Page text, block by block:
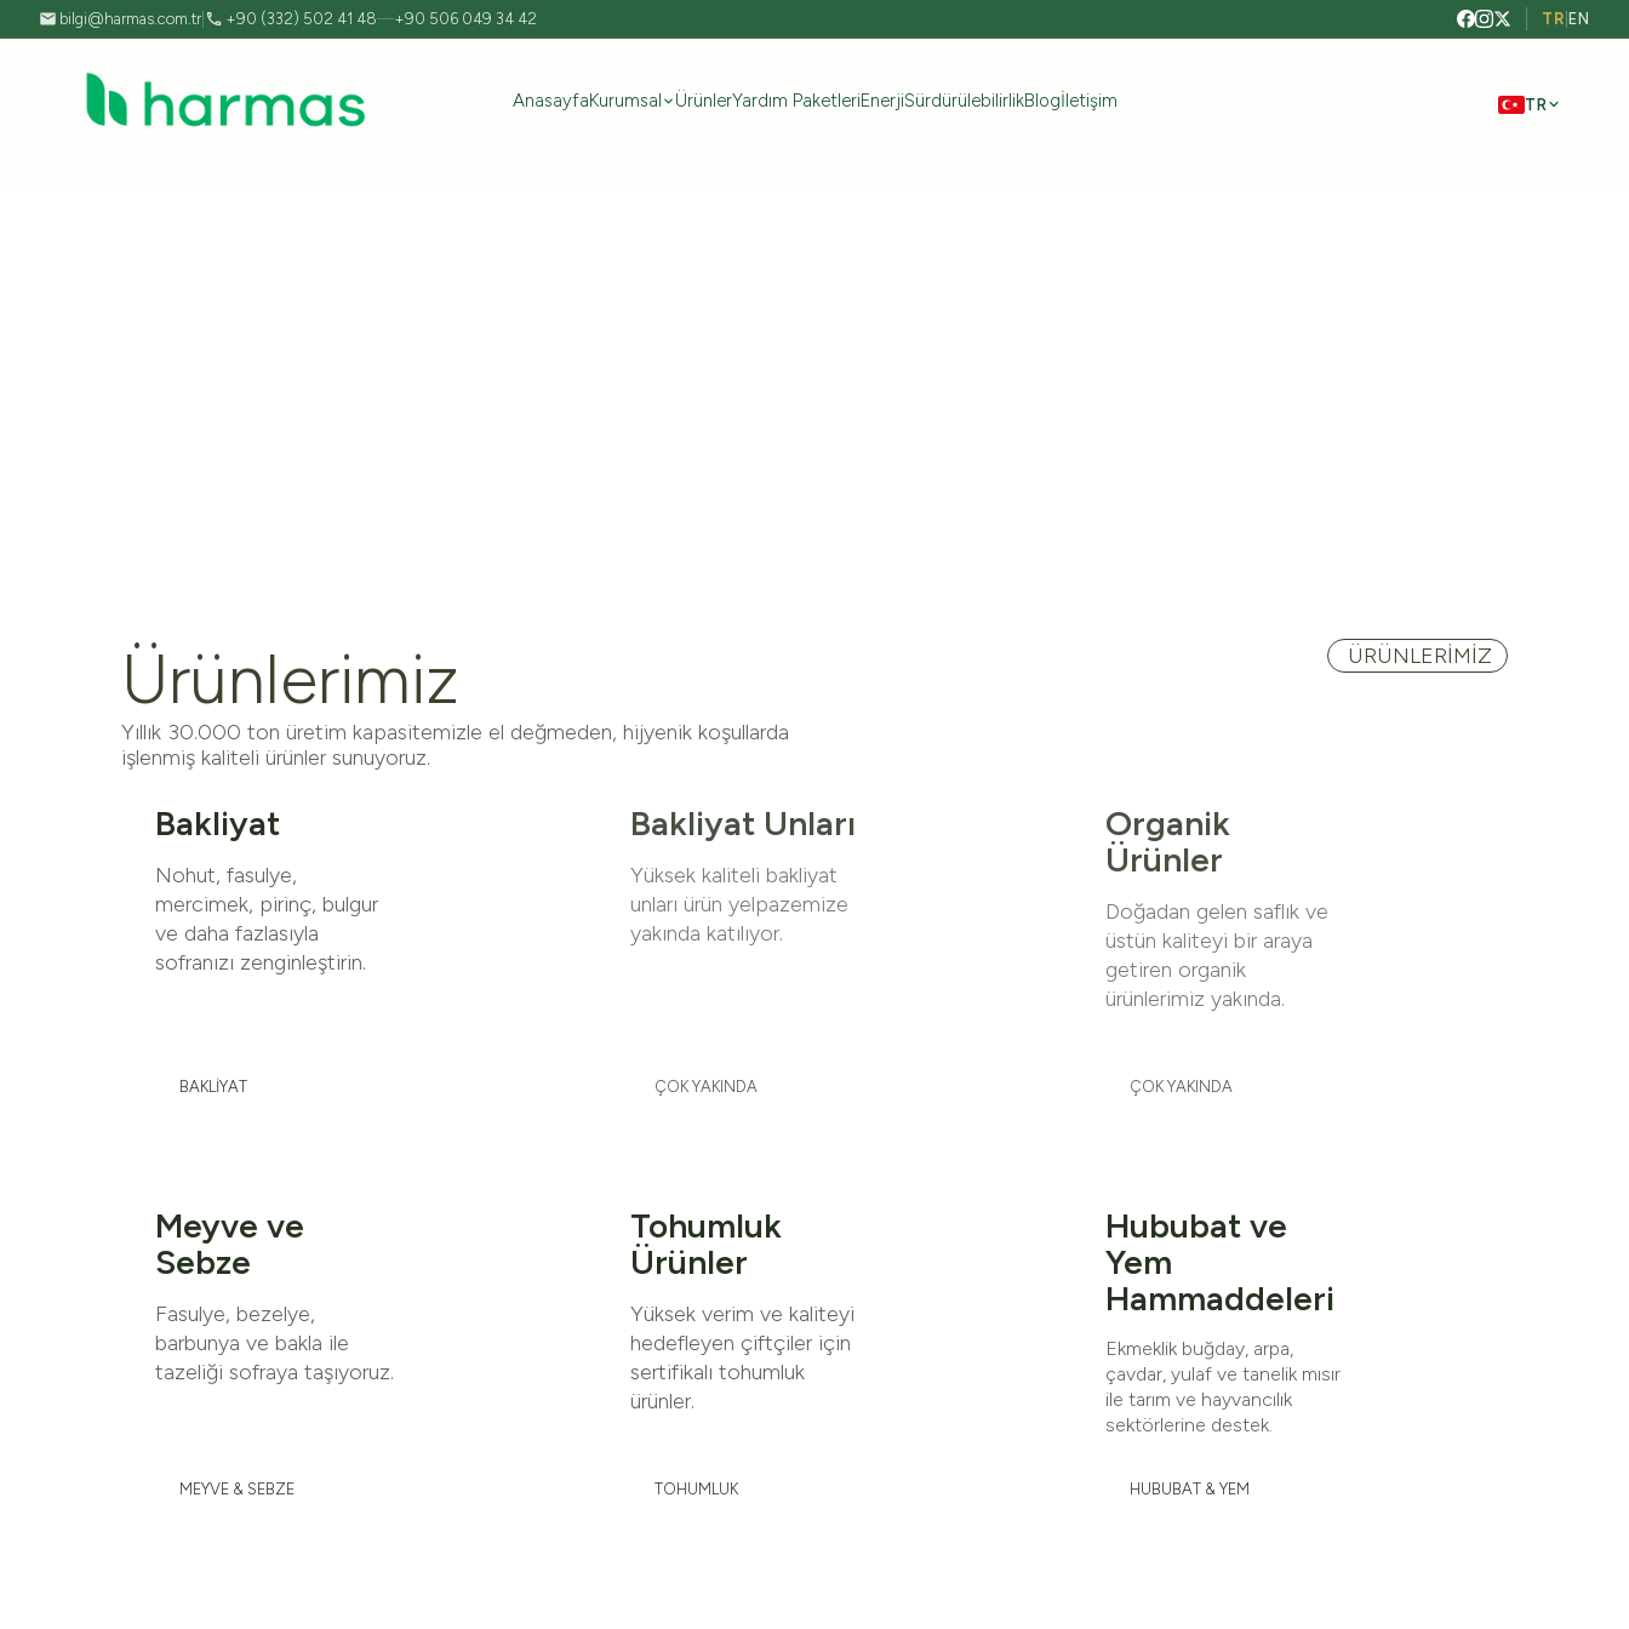
bilgi@harmas.com.tr| +90 (332) 502 41 48—+90 506 049 34 42 TR EN
AnasayfaKurumsal ÜrünlerYardım PaketleriEnerjiSürdürülebilirlikBlogİletişim TR
Ürünlerimiz
Yıllık 30.000 ton üretim kapasitemizle el değmeden, hijyenik koşullarda
işlenmiş kaliteli ürünler sunuyoruz.
ÜRÜNLERİMİZ
Bakliyat
Nohut, fasulye,
mercimek, pirinç, bulgur
ve daha fazlasıyla
sofranızı zenginleştirin.
BAKLİYAT
Bakliyat Unları
Yüksek kaliteli bakliyat
unları ürün yelpazemize
yakında katılıyor.
ÇOK YAKINDA
Organik
Ürünler
Doğadan gelen saflık ve
üstün kaliteyi bir araya
getiren organik
ürünlerimiz yakında.
ÇOK YAKINDA
Meyve ve
Sebze
Fasulye, bezelye,
barbunya ve bakla ile
tazeliği sofraya taşıyoruz.
MEYVE & SEBZE
Tohumluk
Ürünler
Yüksek verim ve kaliteyi
hedefleyen çiftçiler için
sertifikalı tohumluk
ürünler.
TOHUMLUK
Hububat ve
Yem
Hammaddeleri
Ekmeklik buğday, arpa,
çavdar, yulaf ve tanelik mısır
ile tarım ve hayvancılık
sektörlerine destek.
HUBUBAT & YEM